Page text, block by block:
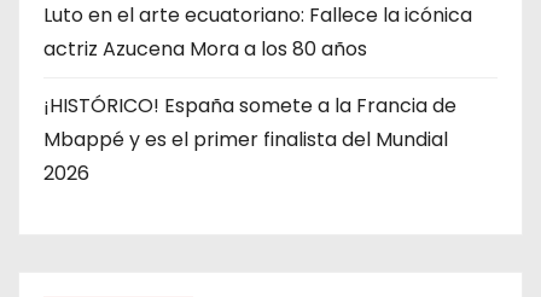
Luto en el arte ecuatoriano: Fallece la icónica
actriz Azucena Mora a los 80 años
¡HISTÓRICO! España somete a la Francia de
Mbappé y es el primer finalista del Mundial
2026